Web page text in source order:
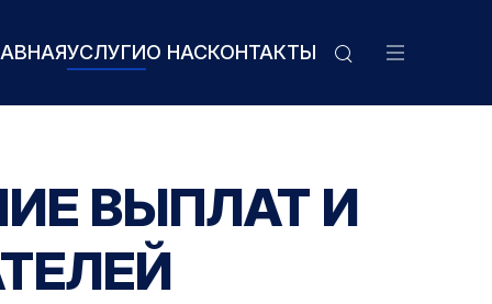
УСЛУГИО НАСКОНТАКТЫ
ВЫПЛАТ И